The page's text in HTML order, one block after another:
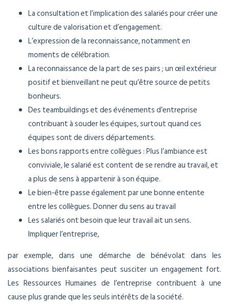
La consultation et l’implication des salariés pour créer une
culture de valorisation et d’engagement.
L’expression de la reconnaissance, notamment en
moments de célébration.
La reconnaissance de la part de ses pairs ; un œil extérieur
positif et bienveillant ne peut qu’être source de petits
bonheurs.
Des teambuildings et des événements d’entreprise
contribuant à souder les équipes, surtout quand ces
équipes sont de divers départements.
Les bons rapports entre collègues : Plus l’ambiance est
conviviale, le salarié est content de se rendre au travail, et
a plus de sens à appartenir à son équipe.
Le bien-être passe également par une bonne entente
entre les collègues. Donner du sens au travail
Les salariés ont besoin que leur travail ait un sens.
Impliquer l’entreprise,
par exemple, dans une démarche de bénévolat dans les
associations bienfaisantes peut susciter un engagement fort.
Les Ressources Humaines de l’entreprise contribuent à une
cause plus grande que les seuls intérêts de la société.